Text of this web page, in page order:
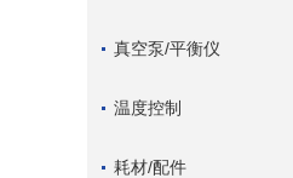
真空泵/平衡仪
温度控制
耗材/配件